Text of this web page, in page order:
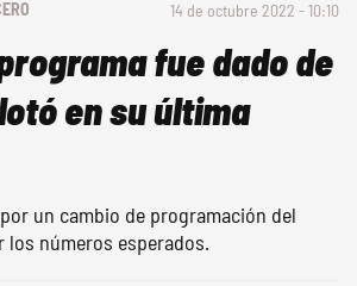
14 de octubre 2022 - 10:10
fue dado de
en su última
un cambio de programación del
los números esperados.